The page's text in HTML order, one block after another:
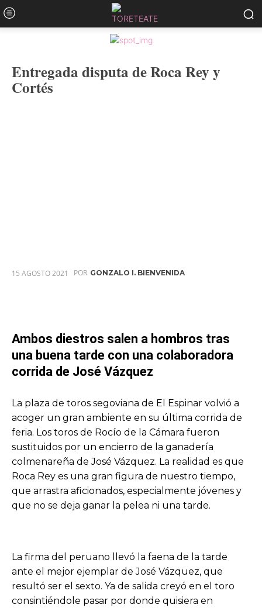
Entregada disputa de Roca Rey y
Cortés
15 AGOSTO 2021 POR GONZALO I. BIENVENIDA
Ambos diestros salen a hombros tras
una buena tarde con una colaboradora
corrida de José Vázquez
La plaza de toros segoviana de El Espinar volvió a
acoger un gran ambiente en su última corrida de
feria. Los toros de Rocío de la Cámara fueron
sustituidos por un encierro de la ganadería
colmenareña de José Vázquez. La realidad es que
Roca Rey es una gran figura de nuestro tiempo,
que arrastra aficionados, especialmente jóvenes y
que no se deja ganar la pelea ni una tarde.
La firma del peruano llevó la faena de la tarde
ante el mejor ejemplar de José Vázquez, que
resultó ser el sexto. Ya de salida creyó en el toro
consintiéndole pasar por donde quisiera en